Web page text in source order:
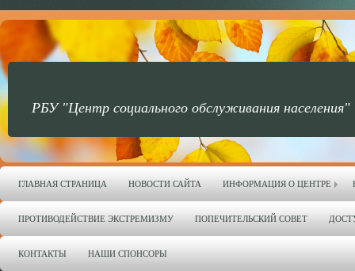
РБУ "Центр социального обслуживания населения"
ГЛАВНАЯ СТРАНИЦА НОВОСТИ САЙТА ИНФОРМАЦИЯ О ЦЕНТРЕ
ПРОТИВОДЕЙСТВИЕ ЭКСТРЕМИЗМУ ПОПЕЧИТЕЛЬСКИЙ СОВЕТ
КОНТАКТЫ НАШИ СПОНСОРЫ